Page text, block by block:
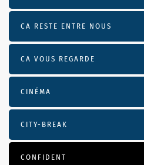
CA RESTE ENTRE NOUS
CA VOUS REGARDE
CINÉMA
CITY-BREAK
CONFIDENT